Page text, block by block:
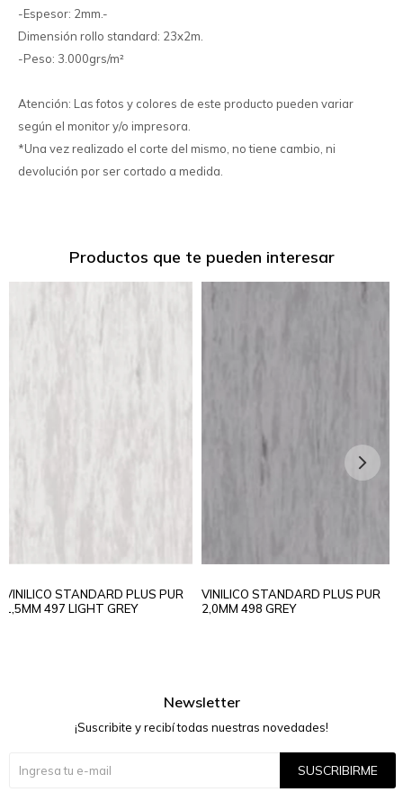
-Espesor: 2mm.-
Dimensión rollo standard: 23x2m.
-Peso: 3.000grs/m²
Atención: Las fotos y colores de este producto pueden variar
según el monitor y/o impresora.
*Una vez realizado el corte del mismo, no tiene cambio, ni
devolución por ser cortado a medida.
Productos que te pueden interesar
VINILICO STANDARD PLUS PUR
1,5MM 497 LIGHT GREY
VINILICO STANDARD PLUS PUR
2,0MM 498 GREY
Newsletter
¡Suscribite y recibí todas nuestras novedades!
SUSCRIBIRME